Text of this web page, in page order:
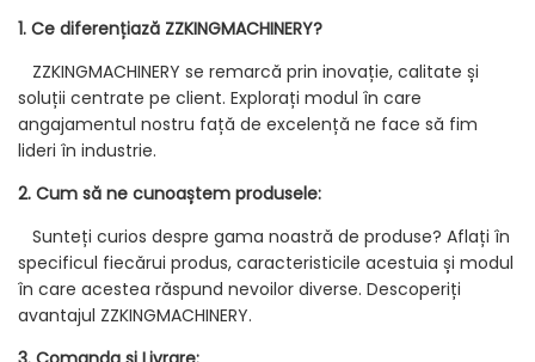
1. Ce diferențiază ZZKINGMACHINERY?
ZZKINGMACHINERY se remarcă prin inovație, calitate și
soluții centrate pe client. Explorați modul în care
angajamentul nostru față de excelență ne face să fim
lideri în industrie.
2. Cum să ne cunoaștem produsele:
Sunteți curios despre gama noastră de produse? Aflați în
specificul fiecărui produs, caracteristicile acestuia și modul
în care acestea răspund nevoilor diverse. Descoperiți
avantajul ZZKINGMACHINERY.